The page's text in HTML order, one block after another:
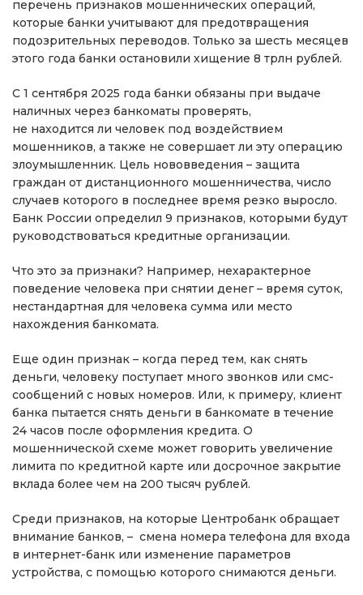
перечень признаков мошеннических операций,
которые банки учитывают для предотвращения
подозрительных переводов. Только за шесть месяцев
этого года банки остановили хищение 8 трлн рублей.
С 1 сентября 2025 года банки обязаны при выдаче
наличных через банкоматы проверять,
не находится ли человек под воздействием
мошенников, а также не совершает ли эту операцию
злоумышленник. Цель нововведения – защита
граждан от дистанционного мошенничества, число
случаев которого в последнее время резко выросло.
Банк России определил 9 признаков, которыми будут
руководствоваться кредитные организации.
Что это за признаки? Например, нехарактерное
поведение человека при снятии денег – время суток,
нестандартная для человека сумма или место
нахождения банкомата.
Еще один признак – когда перед тем, как снять
деньги, человеку поступает много звонков или смс-
сообщений с новых номеров. Или, к примеру, клиент
банка пытается снять деньги в банкомате в течение
24 часов после оформления кредита. О
мошеннической схеме может говорить увеличение
лимита по кредитной карте или досрочное закрытие
вклада более чем на 200 тысяч рублей.
Среди признаков, на которые Центробанк обращает
внимание банков, – смена номера телефона для входа
в интернет-банк или изменение параметров
устройства, с помощью которого снимаются деньги.